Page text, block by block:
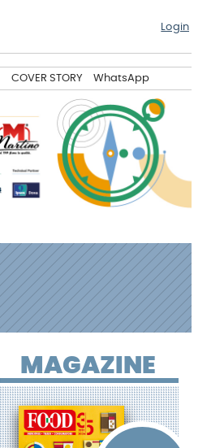
Login
COVER STORY WhatsApp
MAGAZINE